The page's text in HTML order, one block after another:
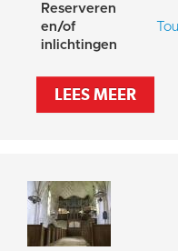
Reserveren
en/of
inlichtingen
LEES MEER